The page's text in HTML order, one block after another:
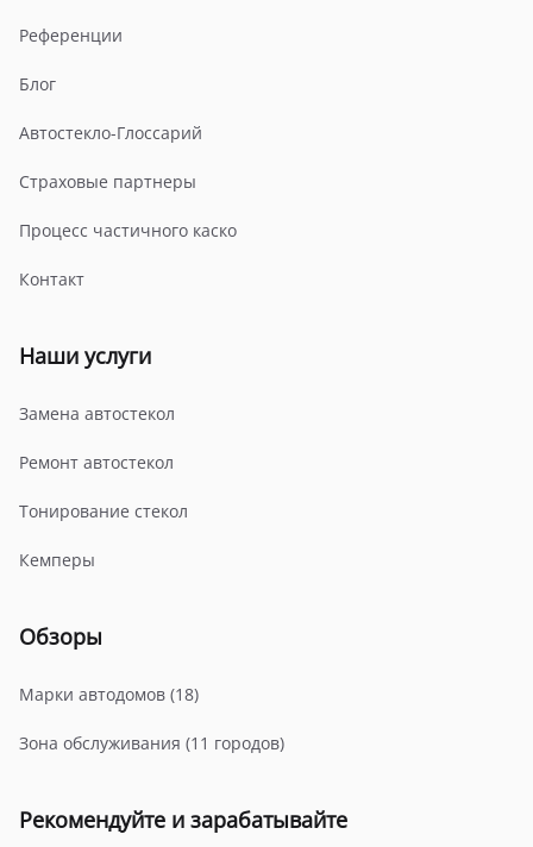
Референции
Блог
Автостекло-Глоссарий
Страховые партнеры
Процесс частичного каско
Контакт
Наши услуги
Замена автостекол
Ремонт автостекол
Тонирование стекол
Кемперы
Обзоры
Марки автодомов (18)
Зона обслуживания (11 городов)
Рекомендуйте и зарабатывайте